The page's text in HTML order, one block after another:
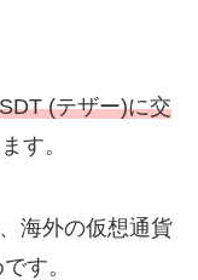
(テザー)に交
す。
海外の仮想通貨
す。